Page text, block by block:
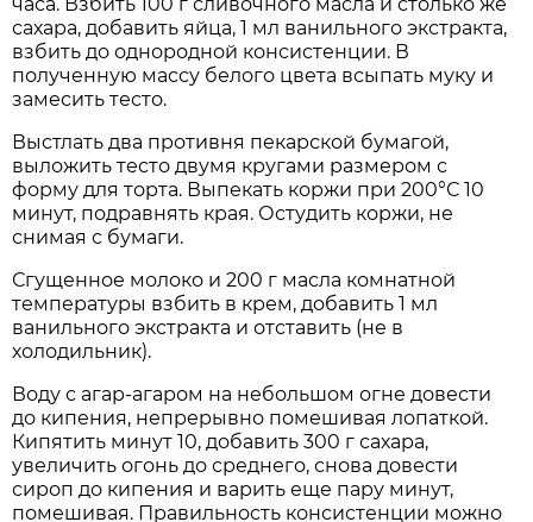
сахара, добавить яйца, 1 мл ванильного экстракта,
взбить до однородной консистенции. В
полученную массу белого цвета всыпать муку и
замесить тесто.
Выстлать два противня пекарской бумагой,
выложить тесто двумя кругами размером с
форму для торта. Выпекать коржи при 200°С 10
минут, подравнять края. Остудить коржи, не
снимая с бумаги.
Сгущенное молоко и 200 г масла комнатной
температуры взбить в крем, добавить 1 мл
ванильного экстракта и отставить (не в
холодильник).
Воду с агар-агаром на небольшом огне довести
до кипения, непрерывно помешивая лопаткой.
Кипятить минут 10, добавить 300 г сахара,
увеличить огонь до среднего, снова довести
сироп до кипения и варить еще пару минут,
помешивая. Правильность консистенции можно